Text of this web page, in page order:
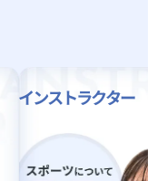
インストラクター